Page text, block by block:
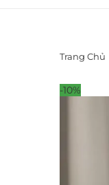
Trang Chủ
-10%